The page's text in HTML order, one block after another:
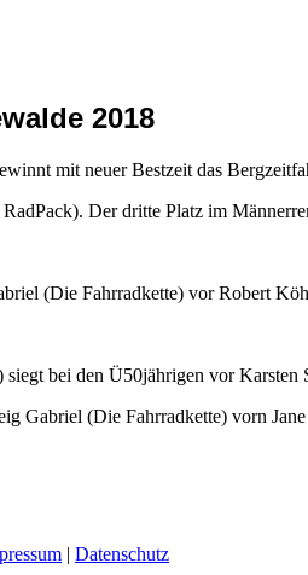
2018
mit neuer Bestzeit das
Der dritte Platz im
(Die Fahrradkette) vor Robert
bei den Ü50jährigen vor
Gabriel (Die Fahrradkette) vorn
| Datenschutz